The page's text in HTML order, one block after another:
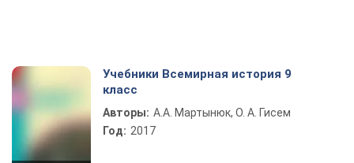
Учебники Всемирная история 9
класс
Авторы: А.А. Мартынюк, О. А. Гисем
Год: 2017